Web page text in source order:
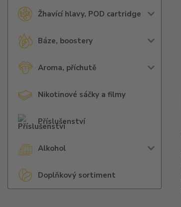
Žhavící hlavy, POD cartridge
Báze, boostery
Aroma, příchutě
Nikotinové sáčky a filmy
Příslušenství
Alkohol
Doplňkový sortiment